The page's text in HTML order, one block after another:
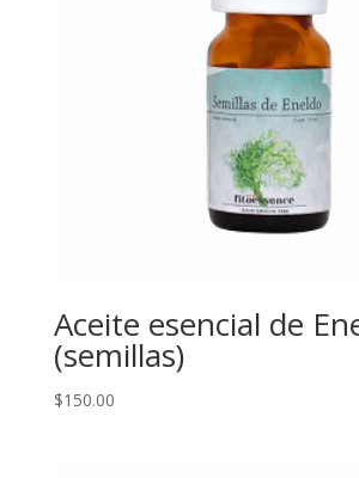
Aceite esencial de
(semillas)
$150.00